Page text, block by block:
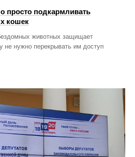
просто подкармливать
кошек
животных защищает
не нужно перекрывать им доступ